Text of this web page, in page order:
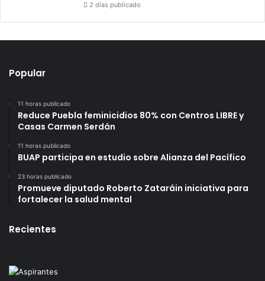
2 días publicado
Popular
11 horas publicado
Reduce Puebla feminicidios 80% con Centros LIBRE y
Casas Carmen Serdán
11 horas publicado
BUAP participa en estudio sobre Alianza del Pacífico
23 horas publicado
Promueve diputado Roberto Zataráin iniciativa para
fortalecer la salud mental
Recientes